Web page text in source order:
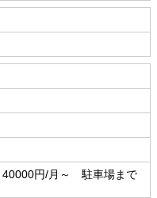
円/月～ 駐車場まで